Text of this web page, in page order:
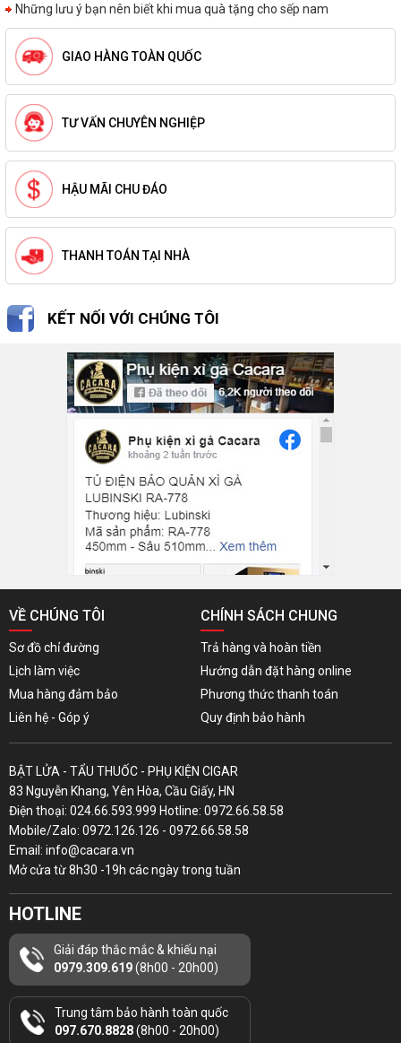
Những lưu ý bạn nên biết khi mua quà tặng cho sếp nam
GIAO HÀNG TOÀN QUỐC
TƯ VẤN CHUYÊN NGHIỆP
HẬU MÃI CHU ĐÁO
THANH TOÁN TẠI NHÀ
KẾT NỐI VỚI CHÚNG TÔI
VỀ CHÚNG TÔI
Sơ đồ chỉ đường
Lịch làm việc
Mua hàng đảm bảo
Liên hệ - Góp ý
CHÍNH SÁCH CHUNG
Trả hàng và hoàn tiền
Hướng dẫn đặt hàng online
Phương thức thanh toán
Quy định bảo hành
BẬT LỬA - TẨU THUỐC - PHỤ KIỆN CIGAR
83 Nguyễn Khang, Yên Hòa, Cầu Giấy, HN
Điện thoại: 024.66.593.999 Hotline: 0972.66.58.58
Mobile/Zalo: 0972.126.126 - 0972.66.58.58
Email: info@cacara.vn
Mở cửa từ 8h30 -19h các ngày trong tuần
HOTLINE
Giải đáp thắc mắc & khiếu nại
0979.309.619(8h00 - 20h00)
Trung tâm bảo hành toàn quốc
097.670.8828(8h00 - 20h00)